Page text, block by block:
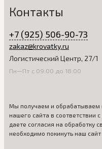
Контакты
+7 (925) 506-90-73
zakaz@krovatky.ru
Логистический Центр, 27/1
Пн—Пт с 09:00 до 18:00
Мы получаем и обрабатываем
нашего сайта в соответствии с
даете согласия на обработку
необходимо покинуть наш сайт